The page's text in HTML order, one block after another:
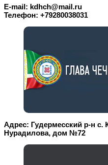
E-mail: kdhch@mail.ru
Телефон: +79280038031
Адрес: Гудермесский р-н
Нурадилова, дом №72